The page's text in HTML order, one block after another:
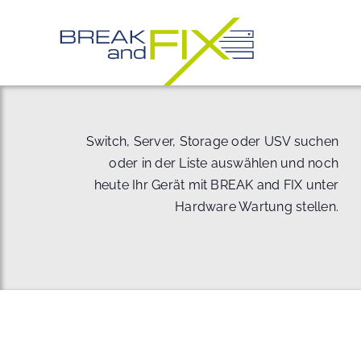
Switch, Server, Storage oder USV suchen
oder in der Liste auswählen und noch
heute Ihr Gerät mit BREAK and FIX unter
Hardware Wartung stellen.